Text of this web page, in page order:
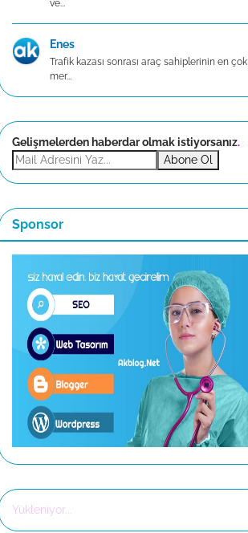
ve...
Enes
Trafik kazası sonrası araç sahiplerinin en çok
mer...
Gelişmelerden haberdar olmak istiyorsanız.
Abone Ol
Sponsor
Yükleniyor...